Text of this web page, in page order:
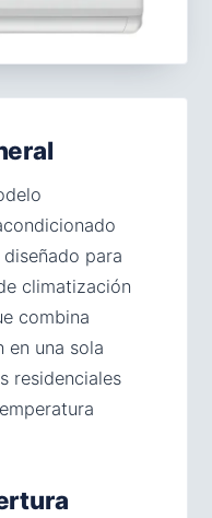
diseñado para
climatización
combina
en una sola
residenciales